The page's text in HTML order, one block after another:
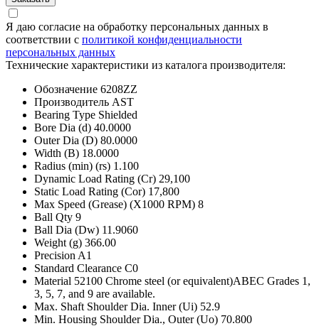
Я даю согласие на обработку персональных данных в
соответствии с политикой конфиденциальности
персональных данных
Технические характеристики из каталога производителя:
Обозначение 6208ZZ
Производитель AST
Bearing Type Shielded
Bore Dia (d) 40.0000
Outer Dia (D) 80.0000
Width (B) 18.0000
Radius (min) (rs) 1.100
Dynamic Load Rating (Cr) 29,100
Static Load Rating (Cor) 17,800
Max Speed (Grease) (X1000 RPM) 8
Ball Qty 9
Ball Dia (Dw) 11.9060
Weight (g) 366.00
Precision A1
Standard Clearance C0
Material 52100 Chrome steel (or equivalent)ABEC Grades 1,
3, 5, 7, and 9 are available.
Max. Shaft Shoulder Dia. Inner (Ui) 52.9
Min. Housing Shoulder Dia., Outer (Uo) 70.800